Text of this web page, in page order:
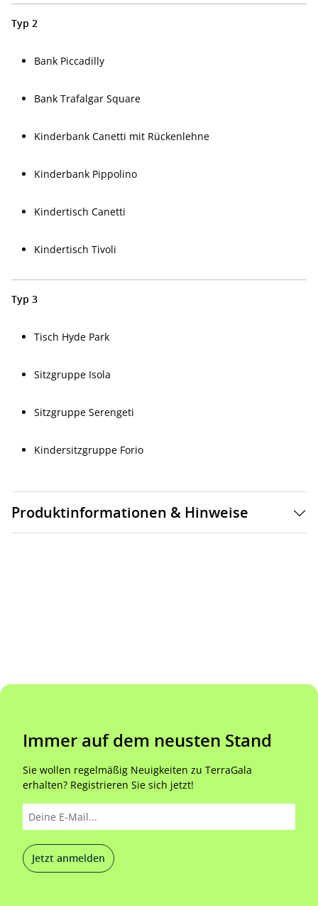
Typ 2
Bank Piccadilly
Bank Trafalgar Square
Kinderbank Canetti mit Rückenlehne
Kinderbank Pippolino
Kindertisch Canetti
Kindertisch Tivoli
Typ 3
Tisch Hyde Park
Sitzgruppe Isola
Sitzgruppe Serengeti
Kindersitzgruppe Forio
Produktinformationen & Hinweise
Immer auf dem neusten Stand
Sie wollen regelmäßig Neuigkeiten zu TerraGala
erhalten? Registrieren Sie sich jetzt!
Jetzt anmelden